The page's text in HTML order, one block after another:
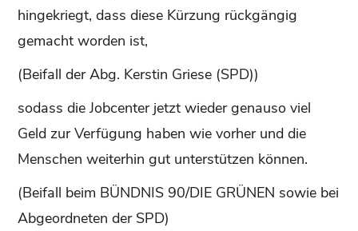
hingekriegt, dass diese Kürzung rückgängig
gemacht worden ist,
(Beifall der Abg. Kerstin Griese (SPD))
sodass die Jobcenter jetzt wieder genauso viel
Geld zur Verfügung haben wie vorher und die
Menschen weiterhin gut unterstützen können.
(Beifall beim BÜNDNIS 90/DIE GRÜNEN sowie bei
Abgeordneten der SPD)